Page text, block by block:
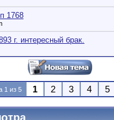
1768
г. интересный брак.
1 из 5 1 2 3 4 5